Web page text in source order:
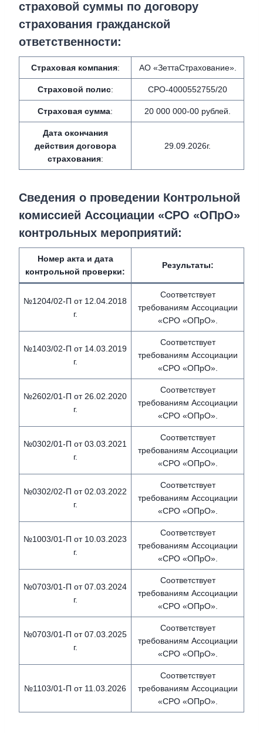
страховой суммы по договору
страхования гражданской
ответственности:
Страховая компания: АО «ЗеттаСтрахование».
Страховой полис: СРО-4000552755/20
Страховая сумма: 20 000 000-00 рублей.
Дата окончания
действия договора
страхования:
29.09.2026г.
Сведения о проведении Контрольной
комиссией Ассоциации «СРО «ОПрО»
контрольных мероприятий:
Номер акта и дата
контрольной проверки:
Результаты:
№1204/02-П от 12.04.2018
г.
Соответствует
требованиям Ассоциации
«СРО «ОПрО».
№1403/02-П от 14.03.2019
г.
Соответствует
требованиям Ассоциации
«СРО «ОПрО».
№2602/01-П от 26.02.2020
г.
Соответствует
требованиям Ассоциации
«СРО «ОПрО».
№0302/01-П от 03.03.2021
г.
Соответствует
требованиям Ассоциации
«СРО «ОПрО».
№0302/02-П от 02.03.2022
г.
Соответствует
требованиям Ассоциации
«СРО «ОПрО».
№1003/01-П от 10.03.2023
г.
Соответствует
требованиям Ассоциации
«СРО «ОПрО».
№0703/01-П от 07.03.2024
г.
Соответствует
требованиям Ассоциации
«СРО «ОПрО».
№0703/01-П от 07.03.2025
г.
Соответствует
требованиям Ассоциации
«СРО «ОПрО».
№1103/01-П от 11.03.2026
Соответствует
требованиям Ассоциации
«СРО «ОПрО».